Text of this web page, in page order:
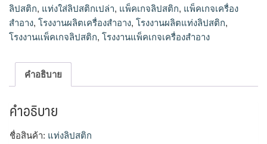
ลิปสติก, แท่งใส่ลิปสติกเปล่า, แพ็คเกจลิปสติก, แพ็คเกจเครื่อง
สำอาง, โรงงานผลิตเครื่องสำอาง, โรงงานผลิตแท่งลิปสติก,
โรงงานแพ็คเกจลิปสติก, โรงงานแพ็คเกจเครื่องสำอาง
คำอธิบาย
คำอธิบาย
ชื่อสินค้า: แท่งลิปสติก